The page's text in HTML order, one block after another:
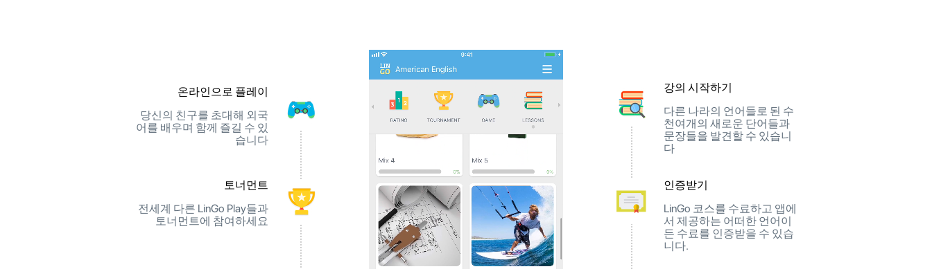
온라인으로 플레이
당신의 친구를 초대해 외국
어를 배우며 함께 즐길 수 있
습니다
토너먼트
전세계 다른 LinGo Play들과
토너먼트에 참여하세요
강의 시작하기
다른 나라의 언어들로 된 수
천여개의 새로운 단어들과
문장들을 발견할 수 있습니
다
인증받기
LinGo 코스를 수료하고 앱에
서 제공하는 어떠한 언어이
든 수료를 인증받을 수 있습
니다.